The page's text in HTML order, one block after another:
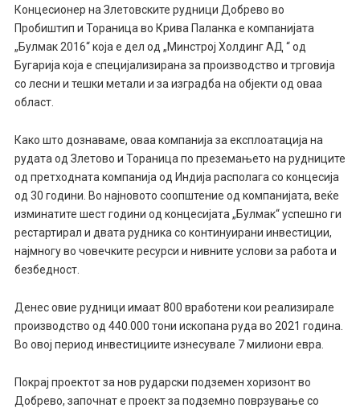
Концесионер на Злетовските рудници Добрево во
Пробиштип и Тораница во Крива Паланка е компанијата
„Булмак 2016“ која е дел од „Минстрој Холдинг АД “ од
Бугарија која е специјализирана за производство и трговија
со лесни и тешки метали и за изградба на објекти од оваа
област.
Како што дознаваме, оваа компанија за експлоатација на
рудата од Злетово и Тораница по преземањето на рудниците
од претходната компанија од Индија располага со концесија
од 30 години. Во најновото соопштение од компанијата, веќе
изминатите шест години од концесијата „Булмак“ успешно ги
рестартирал и двата рудника со континуирани инвестиции,
најмногу во човечките ресурси и нивните услови за работа и
безбедност.
Денес овие рудници имаат 800 вработени кои реализирале
производство од 440.000 тони ископана руда во 2021 година.
Во овој период инвестициите изнесувале 7 милиони евра.
Покрај проектот за нов рударски подземен хоризонт во
Добрево, започнат е проект за подземно поврзување со